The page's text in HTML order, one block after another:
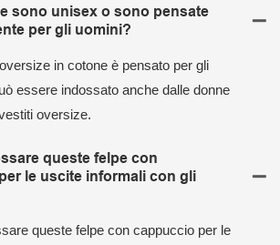
sono unisex o sono pensate
per gli uomini?
in cotone è pensato per gli
essere indossato anche dalle donne
oversize.
queste felpe con
le uscite informali con gli
queste felpe con cappuccio per le